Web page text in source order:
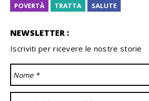
POVERTÀ
TRATTA SALUTE
NEWSLETTER :
Iscriviti per ricevere le nostre storie